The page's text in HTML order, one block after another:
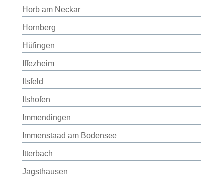
Horb am Neckar
Hornberg
Hüfingen
Iffezheim
Ilsfeld
Ilshofen
Immendingen
Immenstaad am Bodensee
Itterbach
Jagsthausen